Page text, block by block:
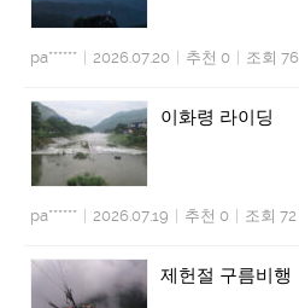
pa****** | 2026.07.20 | 추천 0 | 조회 76
이화령 라이딩
pa****** | 2026.07.19 | 추천 0 | 조회 72
제헌절 구름비행